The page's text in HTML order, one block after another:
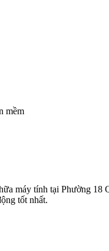
mềm
máy tính tại Phường
tốt nhất.